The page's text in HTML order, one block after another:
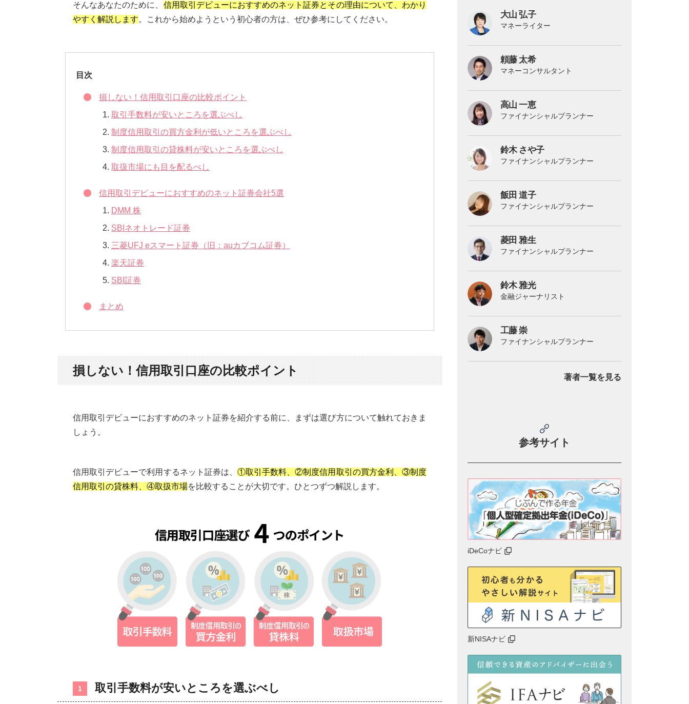
そんなあなたのために、 信用取引デビューにおすすめのネット証券とその理由について、わかり
やすく解説します。これから始めようという初心者の方は、ぜひ参考にしてください。
目次
損しない！信用取引口座の比較ポイント
取引手数料が安いところを選ぶべし
制度信用取引の買方金利が低いところを選ぶべし
制度信用取引の貸株料が安いところを選ぶべし
取扱市場にも目を配るべし
信用取引デビューにおすすめのネット証券会社5選
DMM 株
SBIネオトレード証券
三菱UFJ eスマート証券（旧：auカブコム証券）
楽天証券
SBI証券
まとめ
損しない！信用取引口座の比較ポイント
信用取引デビューにおすすめのネット証券を紹介する前に、まずは選び方について触れておきま
しょう。
信用取引デビューで利用するネット証券は、 ①取引手数料、②制度信用取引の買方金利、③制度
信用取引の貸株料、④取扱市場を比較することが大切です。ひとつずつ解説します。
1 取引手数料が安いところを選ぶべし
大山 弘子
マネーライター
頼藤 太希
マネーコンサルタント
高山 一恵
ファイナンシャルプランナー
鈴木 さや子
ファイナンシャルプランナー
飯田 道子
ファイナンシャルプランナー
菱田 雅生
ファイナンシャルプランナー
鈴木 雅光
金融ジャーナリスト
工藤 崇
ファイナンシャルプランナー
著者一覧を見る
参考サイト
iDeCoナビ
新NISAナビ